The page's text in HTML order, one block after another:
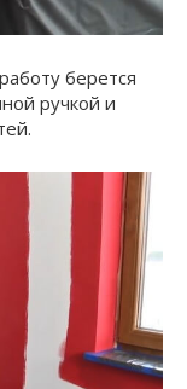
берется
ручкой и